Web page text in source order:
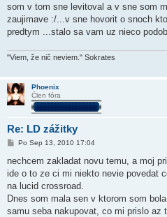
som v tom sne levitoval a v sne som
zaujimave :/...v sne hovorit o snoch
predtym ...stalo sa vam uz nieco
"Viem, že nič neviem." Sokrates
Phoenix
Člen fóra
Re: LD zážitky
P
í
p
e
o
k
Po Sep 13, 2010 17:04
nechcem zakladat novu temu, a moj
ide o to ze ci mi niekto nevie povedat
na lucid crossroad.
Dnes som mala sen v ktorom som
samu seba nakupovat, co mi prislo az